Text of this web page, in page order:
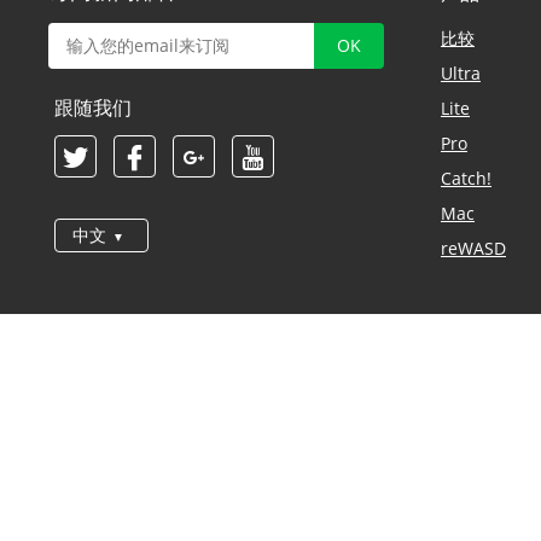
跟随我们
中文
比较
Ultra
Lite
Pro
Catch!
Mac
reWASD